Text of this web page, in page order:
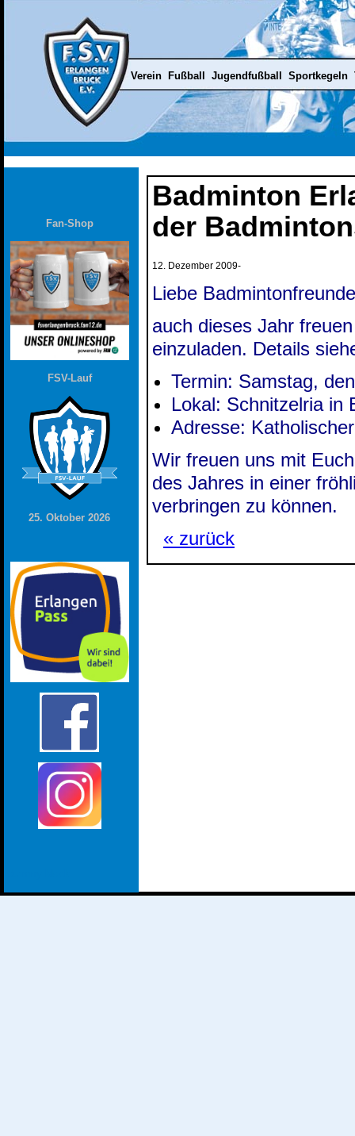
Badminton
der
12. Dezember 2009-
Liebe
auch dieses Jahr
einzuladen. Details
Termin: Samstag,
Lokal: Schnitzelria in
Adresse:
Wir freuen uns mit
des Jahres in einer
verbringen zu können.
« zurück
Verein Fußball Jugendfußball Sportkegeln
Fan-Shop
FSV-Lauf
25. Oktober 2026